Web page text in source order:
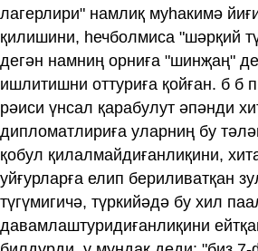
лагерлири" намлиқ муһакимә
қилишини, һечболмиса "шәрқий
дегән намниң орниға "шинҗаң"
ишлитишни оттуриға қойған. б б
рәиси үнсал қарабулут әпәнди
дипломатлириға уларниң бу
қобул қилалмайдиғанлиқини,
уйғурларға елип бериливатқан
түгүмигичә, түркийәдә бу хил
давамлаштуридиғанлиқини